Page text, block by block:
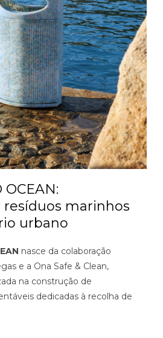
OCEAN:
marinhos
urbano
nasce da colaboração
e a Ona Safe & Clean,
na construção de
dedicadas à recolha de